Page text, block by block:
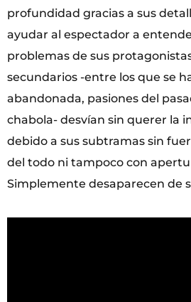
profundidad gracias a sus
ayudar al espectador a
problemas de sus
secundarios -entre los que se
abandonada, pasiones del
chabola- desvían sin querer la
debido a sus subtramas sin
del todo ni tampoco con
Simplemente desaparecen de